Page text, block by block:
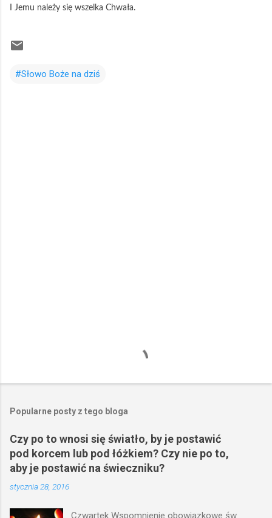
I Jemu należy się wszelka Chwała.
#Słowo Boże na dziś
Popularne posty z tego bloga
Czy po to wnosi się światło, by je postawić
pod korcem lub pod łóżkiem? Czy nie po to,
aby je postawić na świeczniku?
stycznia 28, 2016
Czwartek Wspomnienie obowiązkowe św.